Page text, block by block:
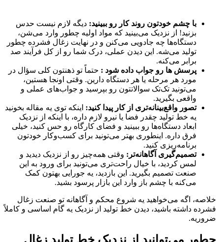
با چشم خودتون روند کار رو ببینید: دیگه لازم نیست حدس
بزنید! از نزدیک می‌بینید که مواد اولیه چطور وارد می‌شن،
دستگاه‌ها چه جادویی می‌کنن و در نهایت زغال فشرده چطور
تولید می‌شه. این دیدن عملی، درک شما رو از کل فرآیند صد
برابر می‌کنه.
پرسش ها رو جواب داده شود : حتماً تو ذهنتون کلی سؤال در
مورد هر مرحله یا هر دستگاه دارین. وقتی اونجا هستین،
می‌تونید تک‌تک سوالاتتون رو بپرسید و جواب‌های عملی و
واقعی بگیرید.
تصور واقع‌بینانه‌تری از کار پیدا کنید: اینکه توی یه مقاله بخونید
یه خط تولید چقدر فضا یا نیرو لازم داره، با اینکه از نزدیک
ابعاد دستگاه‌ها رو ببینید و فضای کارگاه رو حس کنید، خیلی
فرق داره. اینطوری بهتر می‌تونید برای کسب‌وکار خودتون
برنامه‌ریزی کنید.
تصمیم‌گیری آگاهانه‌تر: وقتی همه‌چیز رو از نزدیک دیدید و
لمس کردید، با خیال راحت‌تری می‌تونید برای ورود به این
صنعت تصمیم بگیرید. این بازدید، یه جورایی بهتون کمک
می‌کنه با چشم باز وارد این بازار پرسود بشید.
خلاصه، اگه می‌خواهید یه شروع محکم و آگاهانه تو صنعت زغال
فشرده داشته باشید، دیدن خط تولید از نزدیک یه گام اساسی و کاملاً
ضروریه.
چطور می‌توانید از نزدیک خط تولید زغال